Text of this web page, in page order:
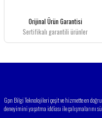
Bu ürüne benzer farklı alternatifler
Orijinal Ürün Garantisi
Sertifikalı garantili ürünler
Gpn Bilgi Teknolojileri çeşit ve hizmette en
deneyimini yaşatma iddiası ile çalışmalarını